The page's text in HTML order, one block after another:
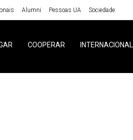
Alumni Pessoas UA Sociedade
COOPERAR INTERNACIONAL